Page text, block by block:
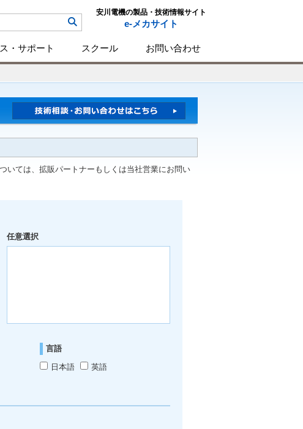
安川電機の製品・技術情報サイト
e-メカサイト
・サポート スクール お問い合わせ
いては、拡販パートナーもしくは当社営業にお問い
任意選択
言語
日本語
英語